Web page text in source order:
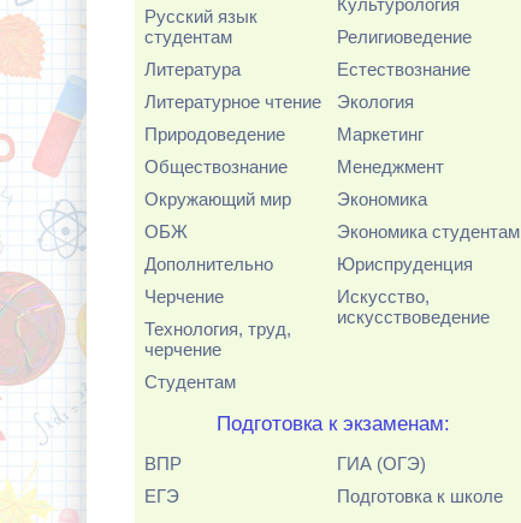
Русский язык
студентам
Литература
Литературное чтение
Природоведение
Обществознание
Окружающий мир
ОБЖ
Дополнительно
Черчение
Технология, труд,
черчение
Студентам
Культурология
Религиоведение
Естествознание
Экология
Маркетинг
Менеджмент
Экономика
Экономика студентам
Юриспруденция
Искусство,
искусствоведение
Подготовка к экзаменам:
ВПР
ЕГЭ
ГИА (ОГЭ)
Подготовка к школе